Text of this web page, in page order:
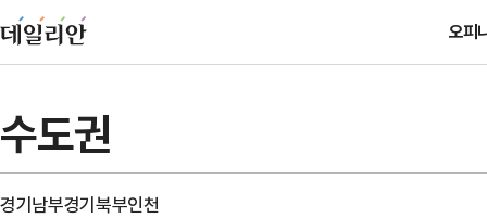
오피
수도권
경기남부경기북부인천